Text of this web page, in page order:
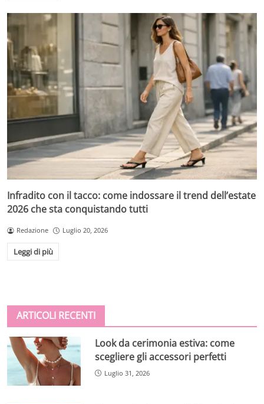
Infradito con il tacco: come indossare il trend dell’estate
2026 che sta conquistando tutti
Redazione Luglio 20, 2026
Leggi di più
ARTICOLI RECENTI
Look da cerimonia estiva: come
scegliere gli accessori perfetti
Luglio 31, 2026